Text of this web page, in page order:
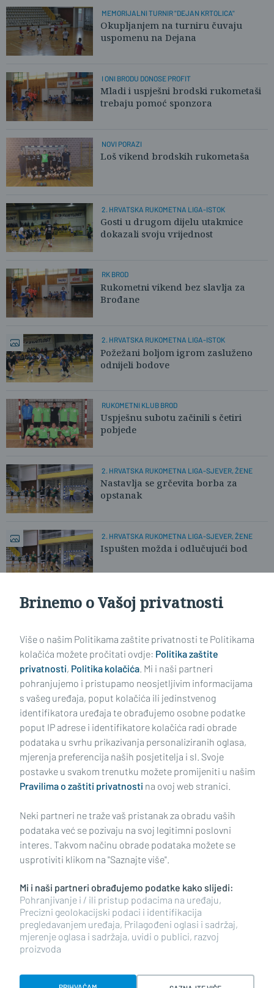
MEMORIJALNI TURNIR "DEJAN KRTOLICA"
Okupljanjem na turniru čuvaju
uspomenu na Dejana
I ONI BRODU DONOSE PROFIT
Mladi i uspješni brodski rukometaši
trebaju pomoć sponzora
NOVI PORAZI
Loš vikend brodskih rukometaša
2. HRVATSKA RUKOMETNA LIGA-ISTOK
Gosti u drugom dijelu utakmice
dokazali svoju vrijednost
RK BROD
Rukometni vikend bez slavlja za
Brođane
2. HRVATSKA RUKOMETNA LIGA-ISTOK
Požežani boljom igrom zasluženo
odnijeli bodove
RUKOMETNI KLUB BROD
Uspješnu subotu začinili s četiri
pobjede
2. HRVATSKA RUKOMETNA LIGA-SJEVER, ŽENE
Nastavlja se grčevita borba za
opstanak
2. HRVATSKA RUKOMETNA LIGA-SJEVER, ŽENE
Ispušten možda i odlučujući bod
RK "BROD"
Drugi dio sezone otvorili mlađi
VIDI STARIJE ČLANKE
Impressum Uvjeti korištenja Politika privatnosti
Politika kolačića Kontakt Pritužbe Suradnici
Oglašavanje
RUBRIKE
BRODSKO-POSAVSKA ŽUPANIJA
POŽEŠKO-SLAVONSKA ŽUPANIJA
Brinemo o Vašoj privatnosti
Više o našim Politikama zaštite privatnosti te Politikama
kolačića možete pročitati ovdje: Politika zaštite
privatnosti, Politika kolačića. Mi i naši partneri
pohranjujemo i pristupamo neosjetljivim informacijama
s vašeg uređaja, poput kolačića ili jedinstvenog
identifikatora uređaja te obrađujemo osobne podatke
poput IP adrese i identifikatore kolačića radi obrade
podataka u svrhu prikazivanja personaliziranih oglasa,
mjerenja preferencija naših posjetitelja i sl. Svoje
postavke u svakom trenutku možete promijeniti u našim
Pravilima o zaštiti privatnosti na ovoj web stranici.
Neki partneri ne traže vaš pristanak za obradu vaših
podataka već se pozivaju na svoj legitimni poslovni
interes. Takvom načinu obrade podataka možete se
usprotiviti klikom na "Saznajte više".
Mi i naši partneri obrađujemo podatke kako slijedi:
Pohranjivanje i / ili pristup podacima na uređaju,
Precizni geolokacijski podaci i identifikacija
pregledavanjem uređaja, Prilagođeni oglasi i sadržaj,
mjerenje oglasa i sadržaja, uvidi o publici, razvoj
proizvoda